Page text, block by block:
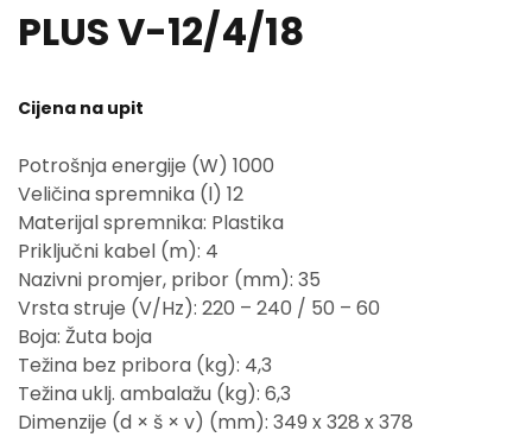
PLUS V-12/4/18
Cijena na upit
Potrošnja energije (W) 1000
Veličina spremnika (l) 12
Materijal spremnika: Plastika
Priključni kabel (m): 4
Nazivni promjer, pribor (mm): 35
Vrsta struje (V/Hz): 220 – 240 / 50 – 60
Boja: Žuta boja
Težina bez pribora (kg): 4,3
Težina uklj. ambalažu (kg): 6,3
Dimenzije (d × š × v) (mm): 349 x 328 x 378